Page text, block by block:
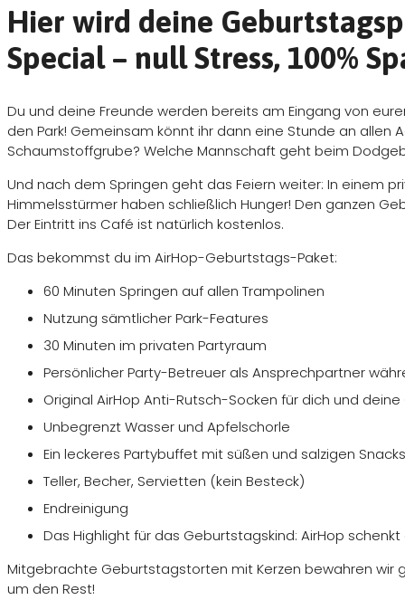
Kreativ
Natur & Outdoor
Musik & Tanz
Schauspielunterricht
Spiel & Spass
Sport
Zoo & Tierpark
Kinderguides
Freizeitführer
Aachen
Berlin
Chemnitz
Hier wird deine
Special – null Stress, 100%
Du und deine Freunde werden bereits am Eingang von
den Park! Gemeinsam könnt ihr dann eine Stunde an
Schaumstoffgrube? Welche Mannschaft geht beim
Und nach dem Springen geht das Feiern weiter: In einem
Himmelsstürmer haben schließlich Hunger! Den ganzen
Der Eintritt ins Café ist natürlich kostenlos.
Das bekommst du im AirHop-Geburtstags-Paket:
60 Minuten Springen auf allen Trampolinen
Nutzung sämtlicher Park-Features
30 Minuten im privaten Partyraum
Persönlicher Party-Betreuer als Ansprechpartner
Original AirHop Anti-Rutsch-Socken für dich und
Unbegrenzt Wasser und Apfelschorle
Ein leckeres Partybuffet mit süßen und salzigen
Teller, Becher, Servietten (kein Besteck)
Endreinigung
Das Highlight für das Geburtstagskind: AirHop
Mitgebrachte Geburtstagstorten mit Kerzen bewahren wir
um den Rest!